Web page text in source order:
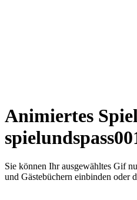
Animiertes
Sie können Ihr ausgewähltes Gif
und Gästebüchern einbinden oder